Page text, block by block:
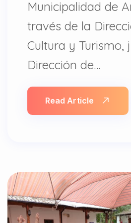
Municipalidad de
través de la
Cultura y Turismo,
Dirección de…
Read Article